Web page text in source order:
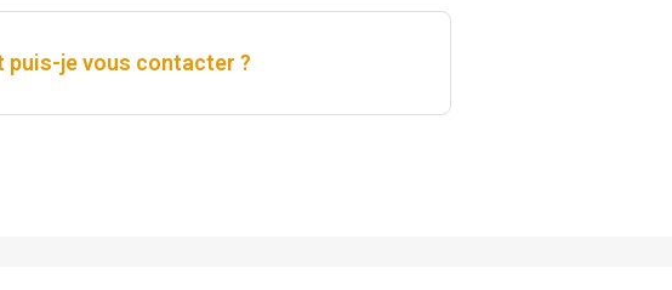
je vous contacter ?